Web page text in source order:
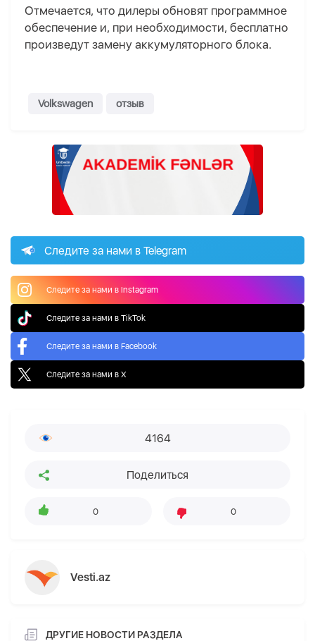
Отмечается, что дилеры обновят программное
обеспечение и, при необходимости, бесплатно
произведут замену аккумуляторного блока.
Volkswagen отзыв
Следите за нами в Telegram
Следите за нами в Instagram
Следите за нами в TikTok
Следите за нами в Facebook
Следите за нами в X
4164
Поделиться
0 0
Vesti.az
ДРУГИЕ НОВОСТИ РАЗДЕЛА